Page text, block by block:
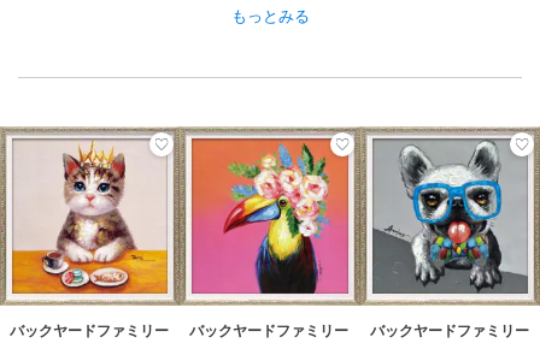
もっとみる
バックヤードファミリー バックヤードファミリー バックヤードファミリー